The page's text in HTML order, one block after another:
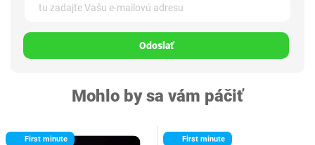
Odoslať
Mohlo by sa vám páčiť
First minute First minute